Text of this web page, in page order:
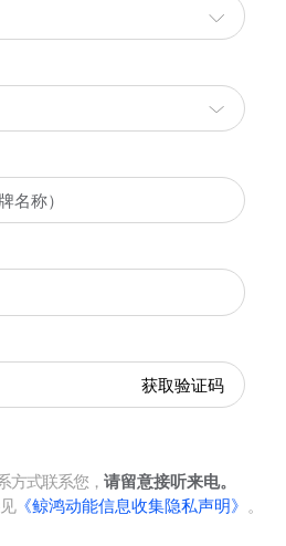
获取验证码
方式联系您， 请留意接听来电。
《鲸鸿动能信息收集隐私声明》 。